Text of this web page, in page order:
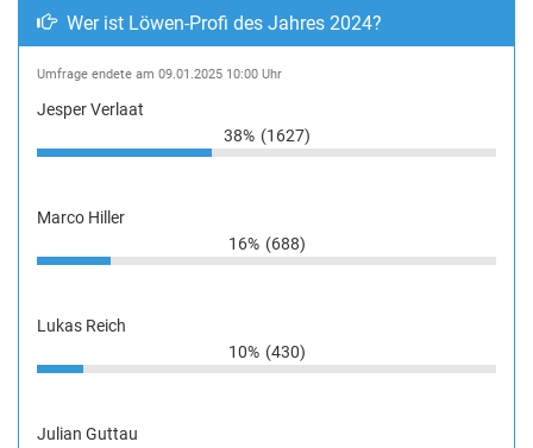
Wer ist Löwen-Profi des Jahres 2024?
Umfrage endete am 09.01.2025 10:00 Uhr
Jesper Verlaat
38% (1627)
Marco Hiller
16% (688)
Lukas Reich
10% (430)
Julian Guttau